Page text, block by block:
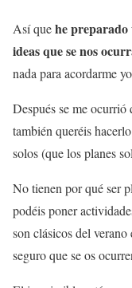
Así quehe
ideas que se nos
nada para acordarme
Después se me
también queréis
solos (que los planes
No tienen por qué ser
podéis poner
son clásicos del
seguro que se os